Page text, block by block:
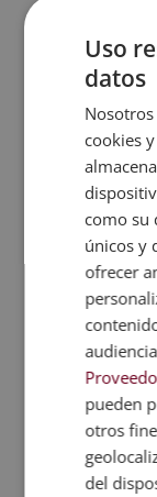
Curso
en el
1.580,00€
Uso
datos
cookies
como su
únicos y
ofrecer
pueden
otros
del